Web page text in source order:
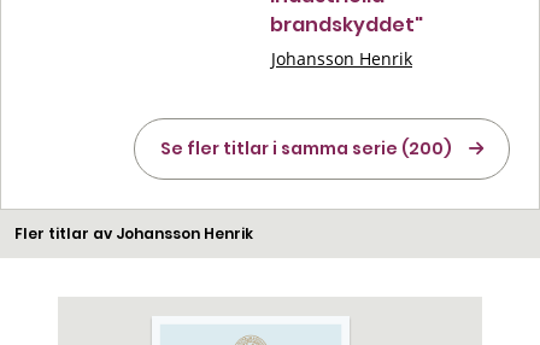
brandskyddet"
Johansson Henrik
Se fler titlar i samma serie (200)
Fler titlar av Johansson Henrik